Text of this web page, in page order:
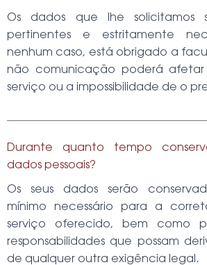
Os dados que lhe solicitamos
pertinentes e estritamente
nenhum caso, está obrigado a
não comunicação poderá
serviço ou a impossibilidade de o
Durante quanto tempo
dados pessoais?
Os seus dados serão
mínimo necessário para a
serviço oferecido, bem como
responsabilidades que possam
de qualquer outra exigência legal.